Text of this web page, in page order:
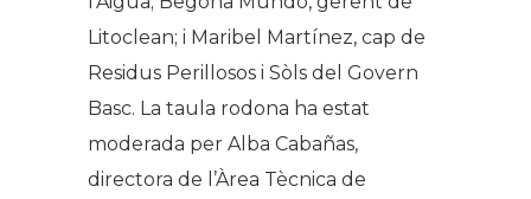
Litoclean; i Maribel Martínez, cap de
Residus Perillosos i Sòls del Govern
Basc. La taula rodona ha estat
moderada per Alba Cabañas,
directora de l’Àrea Tècnica de